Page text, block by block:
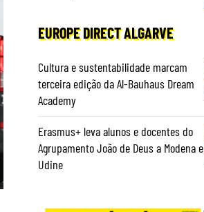
EUROPE DIRECT ALGARVE
Cultura e sustentabilidade marcam
terceira edição da Al-Bauhaus Dream
Academy
Erasmus+ leva alunos e docentes do
Agrupamento João de Deus a Modena e
Udine